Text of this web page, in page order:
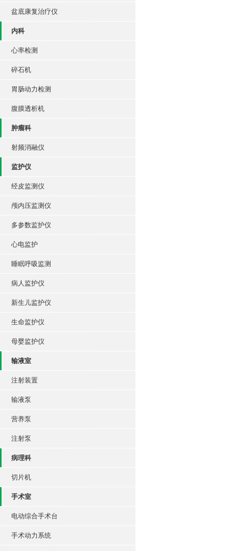
盆底康复治疗仪
内科
心率检测
碎石机
胃肠动力检测
腹膜透析机
肿瘤科
射频消融仪
监护仪
经皮监测仪
颅内压监测仪
多参数监护仪
心电监护
睡眠呼吸监测
病人监护仪
新生儿监护仪
生命监护仪
母婴监护仪
输液室
注射装置
输液泵
营养泵
注射泵
病理科
切片机
手术室
电动综合手术台
手术动力系统